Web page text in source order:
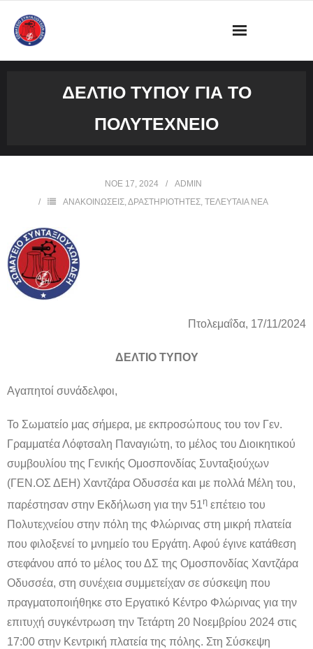
VIDEOS
ΕΠΙΚΟΙΝΩΝΙΑ
ΔΕΛΤΙΟ ΤΥΠΟΥ ΓΙΑ ΤΟ
ΠΟΛΥΤΕΧΝΕΙΟ
ΝΟΈ 17, 2024
ADMIN
ΑΝΑΚΟΙΝΩΣΕΙΣ,ΔΡΑΣΤΗΡΙΟΤΗΤΕΣ, ΤΕΛΕΥΤΑΙΑ ΝΕΑ
Πτολεμαΐδα, 17/11/2024
ΔΕΛΤΙΟ ΤΥΠΟΥ
Αγαπητοί συνάδελφοι,
Το Σωματείο μας σήμερα, με εκπροσώπους του τον Γεν.
Γραμματέα Λόφτσαλη Παναγιώτη, το μέλος του Διοικητικού
συμβουλίου της Γενικής Ομοσπονδίας Συνταξιούχων
(ΓΕΝ.ΟΣ ΔΕΗ) Χαντζάρα Οδυσσέα και με πολλά Μέλη του,
παρέστησαν στην Εκδήλωση για την 51η επέτειο του
Πολυτεχνείου στην πόλη της Φλώρινας στη μικρή πλατεία
που φιλοξενεί το μνημείο του Εργάτη. Αφού έγινε κατάθεση
στεφάνου από το μέλος του ΔΣ της Ομοσπονδίας Χαντζάρα
Οδυσσέα, στη συνέχεια συμμετείχαν σε σύσκεψη που
πραγματοποιήθηκε στο Εργατικό Κέντρο Φλώρινας για την
επιτυχή συγκέντρωση την Τετάρτη 20 Νοεμβρίου 2024 στις
17:00 στην Κεντρική πλατεία της πόλης. Στη Σύσκεψη